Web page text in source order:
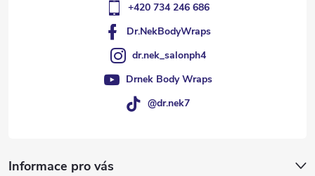
+420 734 246 686
Dr.NekBodyWraps
dr.nek_salonph4
Drnek Body Wraps
@dr.nek7
Informace pro vás